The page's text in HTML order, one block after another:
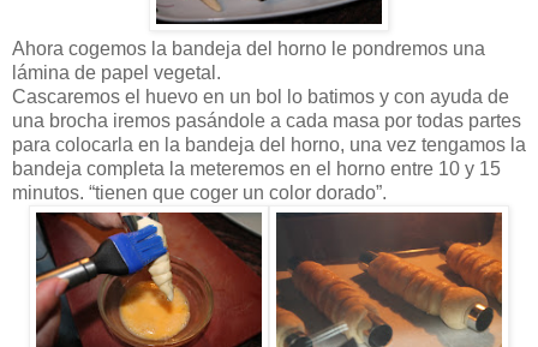
Ahora cogemos la bandeja del horno le pondremos una
lámina de papel vegetal.
Cascaremos el huevo en un bol lo batimos y con ayuda de
una brocha iremos pasándole a cada masa por todas partes
para colocarla en la bandeja del horno, una vez tengamos la
bandeja completa la meteremos en el horno entre 10 y 15
minutos. “tienen que coger un color dorado”.